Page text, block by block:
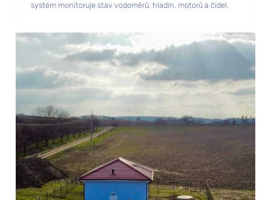
systém monitoruje stav vodoměrů, hladin, motorů a čidel.